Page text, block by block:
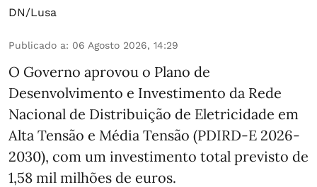
DN/Lusa
Publicado a: 06 Agosto 2026, 14:29
O Governo aprovou o Plano de
Desenvolvimento e Investimento da Rede
Nacional de Distribuição de Eletricidade em
Alta Tensão e Média Tensão (PDIRD-E 2026-
2030), com um investimento total previsto de
1,58 mil milhões de euros.